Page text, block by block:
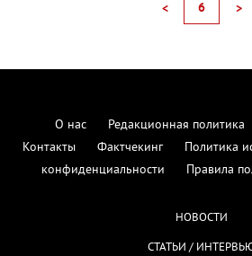
< 6 >
О нас Редакционная политика
Контакты
Фактчекинг Политика
конфиденциальности
Правила
НОВОСТИ
СТАТЬИ /